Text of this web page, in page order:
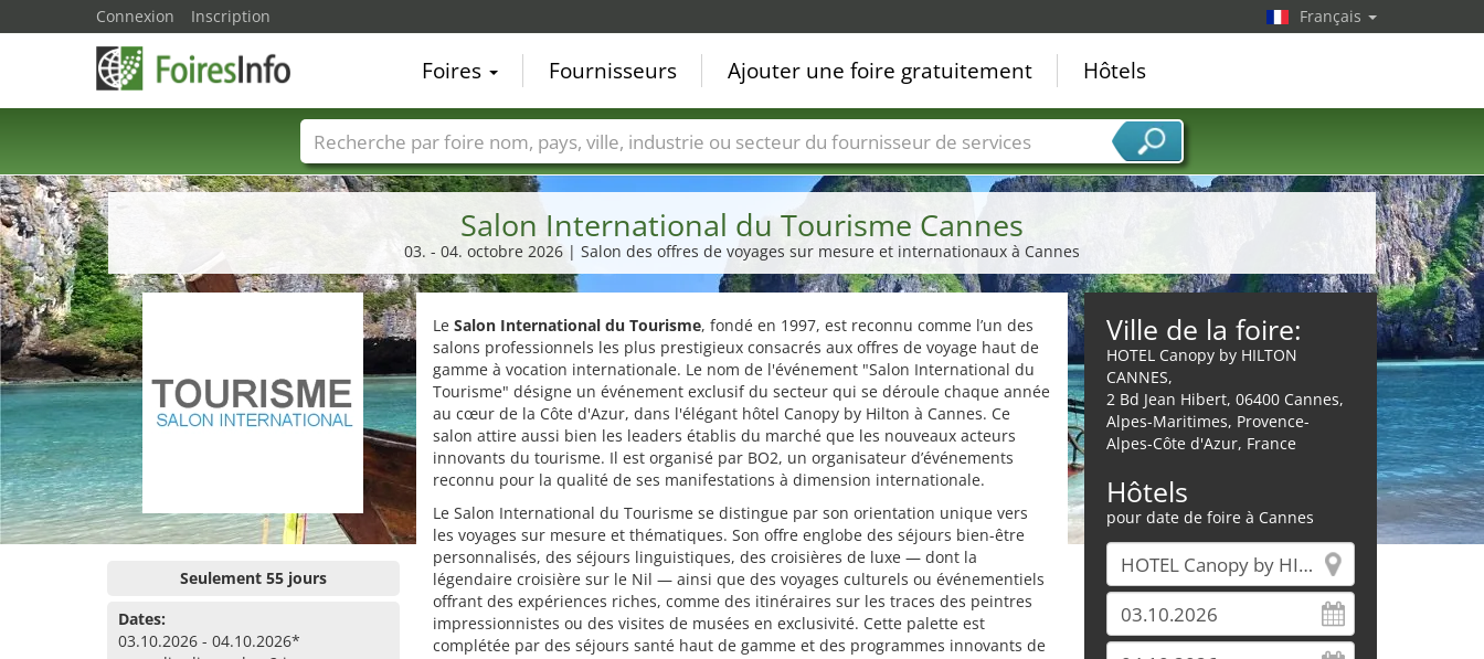
Salon International du Tourisme Cannes
03. - 04. octobre 2026 | Salon des offres de voyages sur mesure et internationaux à Cannes
Seulement 55 jours
Dates:
03.10.2026 - 04.10.2026*
Le Salon International du Tourisme, fondé en 1997, est reconnu comme l’un des
salons professionnels les plus prestigieux consacrés aux offres de voyage haut de
gamme à vocation internationale. Le nom de l'événement "Salon International du
Tourisme" désigne un événement exclusif du secteur qui se déroule chaque année
au cœur de la Côte d'Azur, dans l'élégant hôtel Canopy by Hilton à Cannes. Ce
salon attire aussi bien les leaders établis du marché que les nouveaux acteurs
innovants du tourisme. Il est organisé par BO2, un organisateur d’événements
reconnu pour la qualité de ses manifestations à dimension internationale.
Le Salon International du Tourisme se distingue par son orientation unique vers
les voyages sur mesure et thématiques. Son offre englobe des séjours bien-être
personnalisés, des séjours linguistiques, des croisières de luxe — dont la
légendaire croisière sur le Nil — ainsi que des voyages culturels ou événementiels
offrant des expériences riches, comme des itinéraires sur les traces des peintres
impressionnistes ou des visites de musées en exclusivité. Cette palette est
complétée par des séjours santé haut de gamme et des programmes innovants de
Ville de la foire:
HOTEL Canopy by HILTON
CANNES,
2 Bd Jean Hibert, 06400 Cannes,
Alpes-Maritimes, Provence-
Alpes-Côte d'Azur, France
Hôtels
pour date de foire à Cannes
Connexion Inscription Français
Foires Fournisseurs Ajouter une foire gratuitement Hôtels
Foire noms Pays Villes Secteurs de foire Secteurs du fournisseur de services